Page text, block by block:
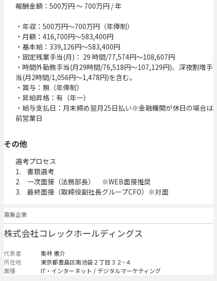
報酬金額：500万円 〜 700万円 / 年
・年収：500万円～700万円（年俸制）
・月額：416,700円～583,400円
・基本給：339,126円～583,400円
・固定残業手当(月)： 29 時間/77,574円～108,607円
・時間外勤務手当(月29時間/76,518円～107,129円)、深夜割増手
当(月2時間/1,056円～1,478円)を含む。
・賞与：無（年俸制）
・昇給昇格：有（年一）
・給与支払日：月末締め翌月25日払い※金融機関が休日の場合は
前営業日
その他
選考プロセス
1.	書類選考
2.	一次面接（法務部長）　※WEB面接推奨
3.	最終面接（取締役副社長グループCFO）※対面
募集企業
株式会社コレックホールディングス
代表者
栗林 憲介
所在地
東京都豊島区南池袋２丁目３２−４
業種
IT・インターネット / デジタルマーケティング